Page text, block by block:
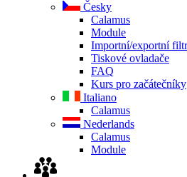
Česky
Calamus
Module
Importní/exportní
Tiskové ovladače
FAQ
Kurs pro začátečníky
Italiano
Calamus
Nederlands
Calamus
Module